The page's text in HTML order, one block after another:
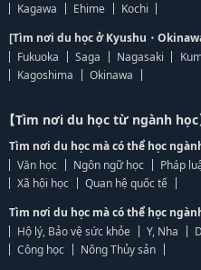
Kagawa
Ehime
Kochi
[Tìm nơi du học ở Kyushu・
Fukuoka
Saga Nagasaki
Kagoshima
Okinawa
【Tìm nơi du học từ ngành học
Tìm nơi du học mà có thể học
Văn học
Ngôn ngữ học Pháp
Xã hội học
Quan hệ quốc tế
Tìm nơi du học mà có thể học
Hộ lý, Bảo vệ sức khỏe
Y, Nha
Công học
Nông Thủy sản